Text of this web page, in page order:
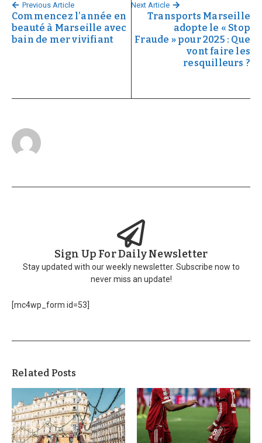
Previous Article
Commencez l’année en
beauté à Marseille avec
bain de mer vivifiant
Next Article
Transports Marseille
adopte le « Stop
Fraude » pour 2025 : Que
vont faire les
resquilleurs ?
Sign Up For Daily Newsletter
Stay updated with our weekly newsletter. Subscribe now to
never miss an update!
[mc4wp_form id=53]
Related Posts